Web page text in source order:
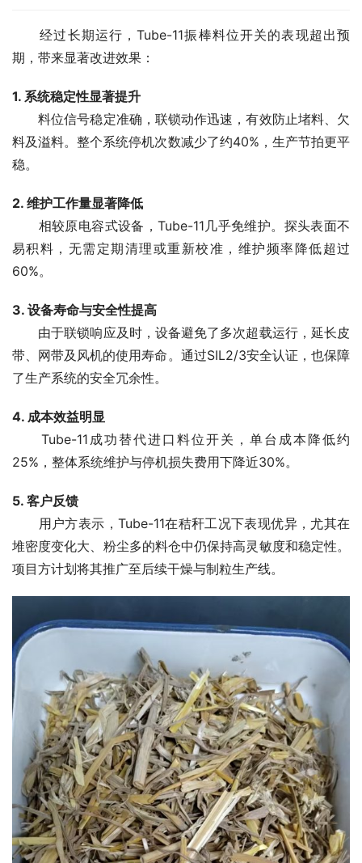
经过长期运行，Tube-11振棒料位开关的表现超出预
期，带来显著改进效果：
1. 系统稳定性显著提升
料位信号稳定准确，联锁动作迅速，有效防止堵料、欠
料及溢料。整个系统停机次数减少了约40%，生产节拍更平
稳。
2. 维护工作量显著降低
相较原电容式设备，Tube-11几乎免维护。探头表面不
易积料，无需定期清理或重新校准，维护频率降低超过
60%。
3. 设备寿命与安全性提高
由于联锁响应及时，设备避免了多次超载运行，延长皮
带、网带及风机的使用寿命。通过SIL2/3安全认证，也保障
了生产系统的安全冗余性。
4. 成本效益明显
Tube-11成功替代进口料位开关，单台成本降低约
25%，整体系统维护与停机损失费用下降近30%。
5. 客户反馈
用户方表示，Tube-11在秸秆工况下表现优异，尤其在
堆密度变化大、粉尘多的料仓中仍保持高灵敏度和稳定性。
项目方计划将其推广至后续干燥与制粒生产线。